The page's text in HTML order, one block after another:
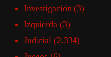
Investigación (3)
Izquierda (3)
Judicial (2.334)